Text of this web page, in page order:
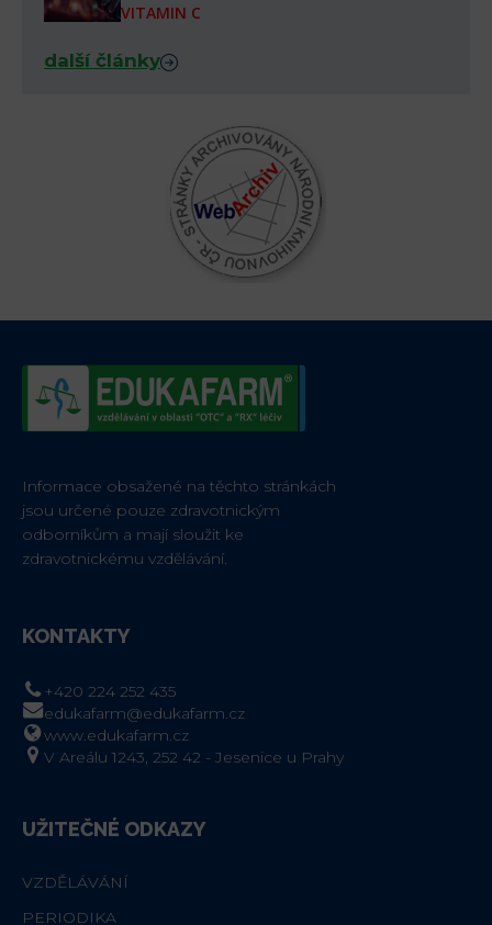
VITAMIN C
další články
Informace obsažené na těchto stránkách
jsou určené pouze zdravotnickým
odborníkům a mají sloužit ke
zdravotnickému vzdělávání.
KONTAKTY
+420 224 252 435
edukafarm@edukafarm.cz
www.edukafarm.cz
V Areálu 1243, 252 42 - Jesenice u Prahy
UŽITEČNÉ ODKAZY
VZDĚLÁVÁNÍ
PERIODIKA